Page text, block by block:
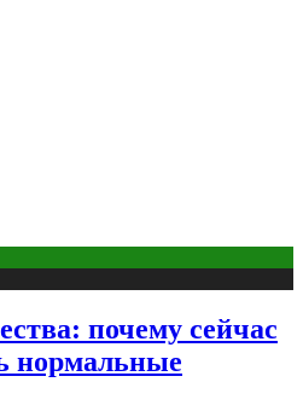
почему сейчас
нормальные